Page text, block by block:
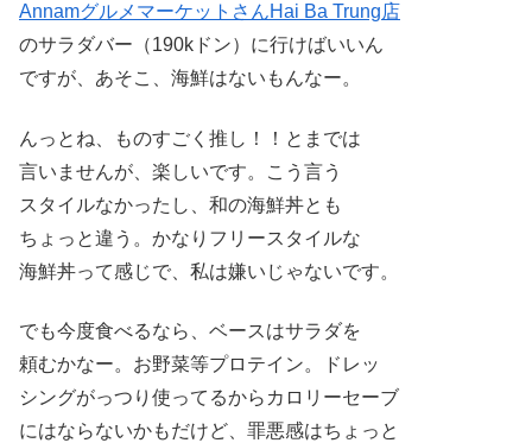
AnnamグルメマーケットさんHai Ba Trung店
のサラダバー（190kドン）に行けばいいん
ですが、あそこ、海鮮はないもんなー。
んっとね、ものすごく推し！！とまでは
言いませんが、楽しいです。こう言う
スタイルなかったし、和の海鮮丼とも
ちょっと違う。かなりフリースタイルな
海鮮丼って感じで、私は嫌いじゃないです。
でも今度食べるなら、ベースはサラダを
頼むかなー。お野菜等プロテイン。ドレッ
シングがっつり使ってるからカロリーセーブ
にはならないかもだけど、罪悪感はちょっと